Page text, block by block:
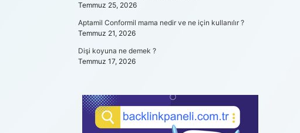
Temmuz 25, 2026
Aptamil Conformil mama nedir ve ne için kullanılır ?
Temmuz 21, 2026
Dişi koyuna ne demek ?
Temmuz 17, 2026